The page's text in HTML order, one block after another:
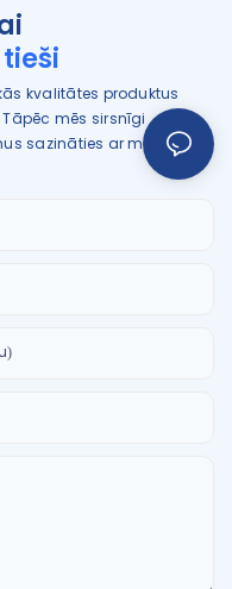
kvalitātes produktus
mēs sirsnīgi
sazināties ar mums,